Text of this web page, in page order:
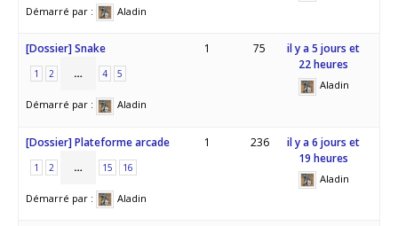
Démarré par : Aladin
[Dossier] Snake
1 2 … 4 5
Démarré par : Aladin
1 75
il y a 5 jours et
22 heures
Aladin
[Dossier] Plateforme arcade
1 2 … 15 16
Démarré par : Aladin
1 236
il y a 6 jours et
19 heures
Aladin